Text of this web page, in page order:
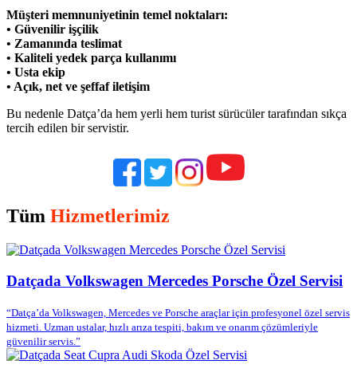
Müşteri memnuniyetinin temel noktaları:
• Güvenilir işçilik
• Zamanında teslimat
• Kaliteli yedek parça kullanımı
• Usta ekip
• Açık, net ve şeffaf iletişim
Bu nedenle Datça’da hem yerli hem turist sürücüler tarafından sıkça
tercih edilen bir servistir.
Tüm Hizmetlerimiz
Datçada Volkswagen Mercedes Porsche Özel Servisi
“Datça’da Volkswagen, Mercedes ve Porsche araçlar için profesyonel özel servis
hizmeti. Uzman ustalar, hızlı arıza tespiti, bakım ve onarım çözümleriyle
güvenilir servis.”